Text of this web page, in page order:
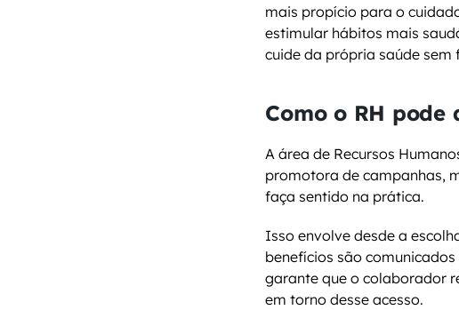
mais propício para o
estimular hábitos mais
cuide da própria saúde sem
Como o RH
A área de Recursos
promotora de campanhas,
faça sentido na prática.
Isso envolve desde a
benefícios são
garante que o colaborador
em torno desse acesso.